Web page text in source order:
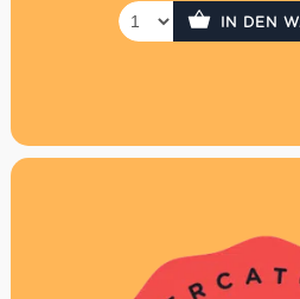
Der Gutschein wird per
fallen daher Versandkosten
IN DEN